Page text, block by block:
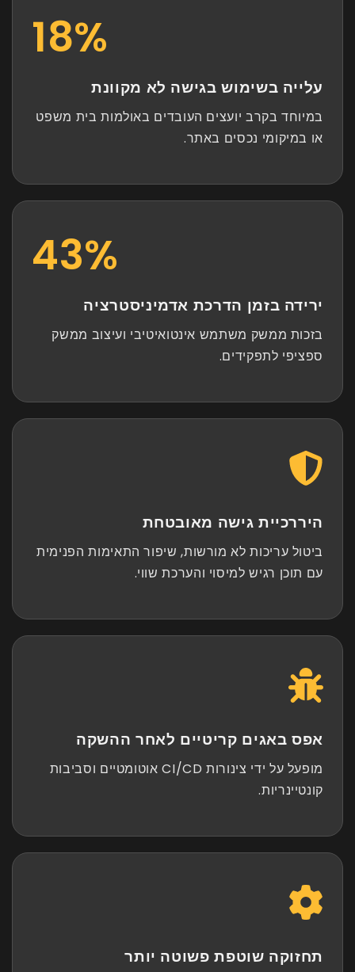
25%
עלייה בשימוש בגישה לא מקוונת
במיוחד בקרב יועצים העובדים באולמות בית משפט
או במיקומי נכסים באתר.
59%
ירידה בזמן הדרכת אדמיניסטרציה
בזכות ממשק משתמש אינטואיטיבי ועיצוב ממשק
ספציפי לתפקידים.
היררכיית גישה מאובטחת
ביטול עריכות לא מורשות, שיפור התאימות הפנימית
עם תוכן רגיש למיסוי והערכת שווי.
אפס באגים קריטיים לאחר ההשקה
מופעל על ידי צינורות CI/CD אוטומטיים וסביבות
קונטיינריות.
תחזוקה שוטפת פשוטה יותר